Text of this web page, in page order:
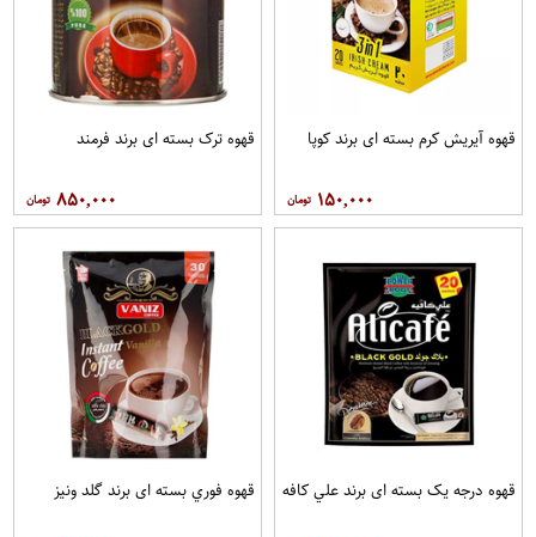
قهوه آيريش کرم بسته ای برند کوپا
۱۵۰,۰۰۰
قهوه ترک بسته ای برند فرمند
۸۵۰,۰۰۰
قهوه درجه یک بسته ای برند علي کافه قهوه فوري بسته ای برند گلد ونيز